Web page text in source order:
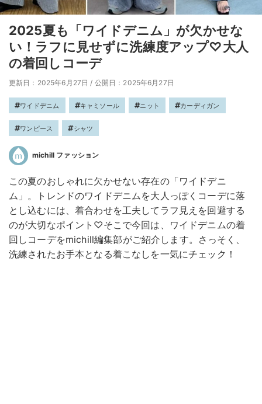
2025夏も「ワイドデニム」が欠かせな
い！ラフに見せずに洗練度アップ♡大人
の着回しコーデ
更新日：2025年6月27日 / 公開日：2025年6月27日
ワイドデニム キャミソール ニット カーディガン
ワンピース シャツ
michill ファッション
この夏のおしゃれに欠かせない存在の「ワイドデニ
ム」。トレンドのワイドデニムを大人っぽくコーデに落
とし込むには、着合わせを工夫してラフ見えを回避する
のが大切なポイント♡そこで今回は、ワイドデニムの着
回しコーデをmichill編集部がご紹介します。さっそく、
洗練されたお手本となる着こなしを一気にチェック！